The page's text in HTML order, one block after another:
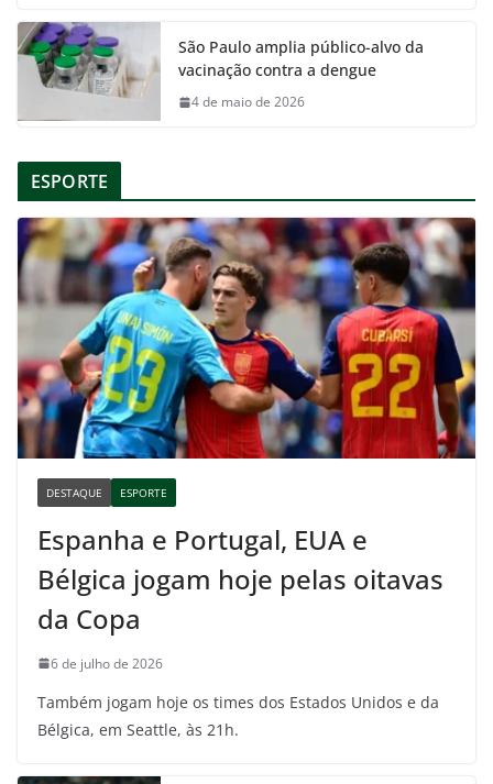
São Paulo amplia público-alvo da
vacinação contra a dengue
4 de maio de 2026
ESPORTE
DESTAQUE ESPORTE
Espanha e Portugal, EUA e
Bélgica jogam hoje pelas oitavas
da Copa
6 de julho de 2026
Também jogam hoje os times dos Estados Unidos e da
Bélgica, em Seattle, às 21h.